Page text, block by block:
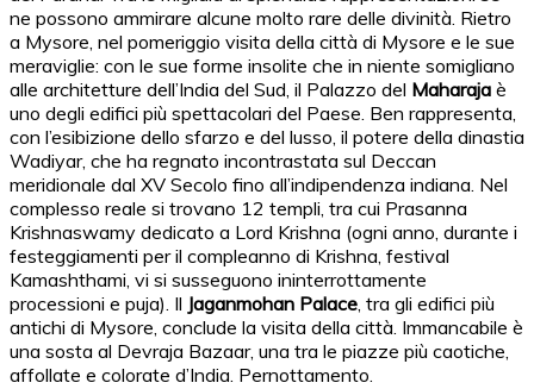
ne possono ammirare alcune molto rare delle divinità. Rietro
a Mysore, nel pomeriggio visita della città di Mysore e le sue
meraviglie: con le sue forme insolite che in niente somigliano
alle architetture dell’India del Sud, il Palazzo del Maharaja è
uno degli edifici più spettacolari del Paese. Ben rappresenta,
con l’esibizione dello sfarzo e del lusso, il potere della dinastia
Wadiyar, che ha regnato incontrastata sul Deccan
meridionale dal XV Secolo fino all’indipendenza indiana. Nel
complesso reale si trovano 12 templi, tra cui Prasanna
Krishnaswamy dedicato a Lord Krishna (ogni anno, durante i
festeggiamenti per il compleanno di Krishna, festival
Kamashthami, vi si susseguono ininterrottamente
processioni e puja). Il Jaganmohan Palace, tra gli edifici più
antichi di Mysore, conclude la visita della città. Immancabile è
una sosta al Devraja Bazaar, una tra le piazze più caotiche,
affollate e colorate d’India. Pernottamento.